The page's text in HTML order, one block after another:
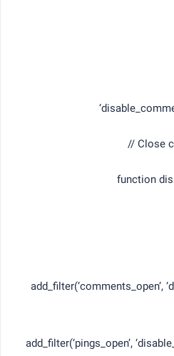
// Close
function
add_filter(‘comments_open’,
add_filter(‘pings_open’,